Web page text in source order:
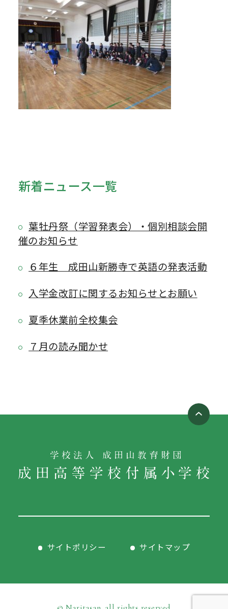
新着ニュース一覧
葉牡丹祭（学習発表会）・個別相談会開
催のお知らせ
６年生 成田山新勝寺で英語の発表活動
入学金改訂に関するお知らせとお願い
夏季休業前全校集会
７月の読み聞かせ
サイトポリシー サイトマップ